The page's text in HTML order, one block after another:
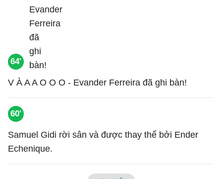
64'
V À A A O O O - Evander Ferreira đã ghi bàn!
60'
Samuel Gidi rời sân và được thay thế bởi Ender
Echenique.